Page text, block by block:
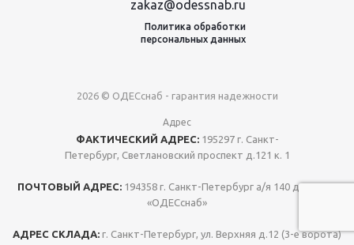
zakaz@odessnab.ru
Политика обработки
персональных данных
2026 © ОДЕСснаб - гарантия надежности
Адрес
ФАКТИЧЕСКИЙ АДРЕС:195297 г. Санкт-
Петербург, Светлановский проспект д.121 к. 1
ПОЧТОВЫЙ АДРЕС: 194358 г. Санкт-Петербург а/я 140 для ООО
«ОДЕСснаб»
АДРЕС СКЛАДА: г. Санкт-Петербург, ул. Верхняя д.12 (3-е ворота)